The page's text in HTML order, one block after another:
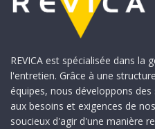
REVICA est spécialisée dans la
l'entretien. Grâce à une
équipes, nous développons
aux besoins et exigences de
soucieux d'agir d'une manière